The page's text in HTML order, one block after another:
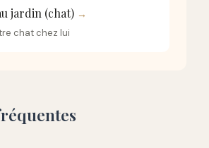
jardin (chat) →
chat chez lui